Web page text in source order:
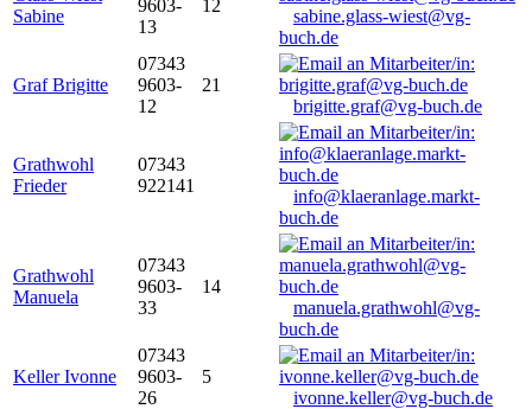
Sabine
9603-
13
12
sabine.glass-wiest@vg-
buch.de
Graf Brigitte
07343
9603-
12
21
brigitte.graf@vg-buch.de
Grathwohl
Frieder
07343
922141
info@klaeranlage.markt-
buch.de
Grathwohl
Manuela
07343
9603-
33
14
manuela.grathwohl@vg-
buch.de
Keller Ivonne
07343
9603-
26
5
ivonne.keller@vg-buch.de